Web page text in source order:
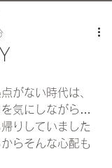
がない時代は、
気にしながら…
りしていました
らそんな心配も